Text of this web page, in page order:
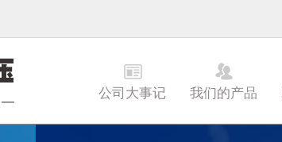
公司大事记 我们的产品